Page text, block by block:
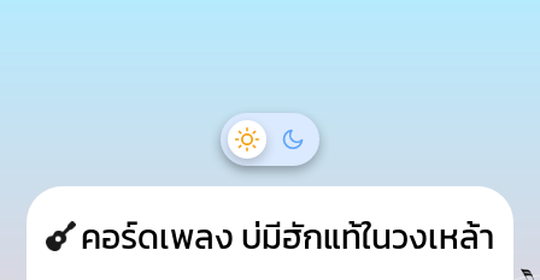
คอร์ดเพลง บ่มีฮักแท้ในวงเหล้า